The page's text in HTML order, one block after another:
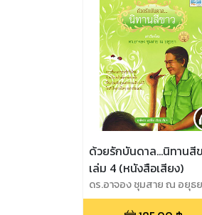
ด้วยรักบันดาล...นิทานสี
เล่ม 4 (หนังสือเสียง)
ดร.อาจอง ชุมสาย ณ อยุธ